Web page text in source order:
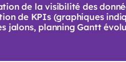
de la visibilité des
de KPIs (graphiques
jalons, planning Gantt